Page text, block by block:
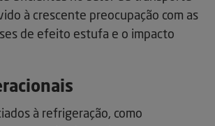
à crescente preocupação com as
de efeito estufa e o impacto
à refrigeração, como